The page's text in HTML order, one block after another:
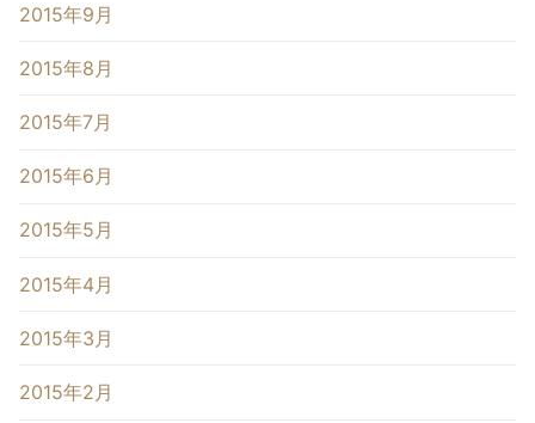
2015年9月
2015年8月
2015年7月
2015年6月
2015年5月
2015年4月
2015年3月
2015年2月